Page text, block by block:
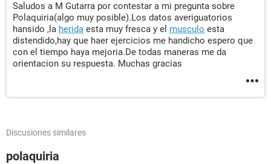
Saludos a M Gutarra por contestar a mi pregunta sobre
Polaquiria(algo muy posible).Los datos averiguatorios
hansido ,la herida esta muy fresca y el musculo esta
distendido,hay que haer ejercicios me handicho espero que
con el tiempo haya mejoria.De todas maneras me da
orientacion su respuesta. Muchas gracias
Discusiones similares
polaquiria